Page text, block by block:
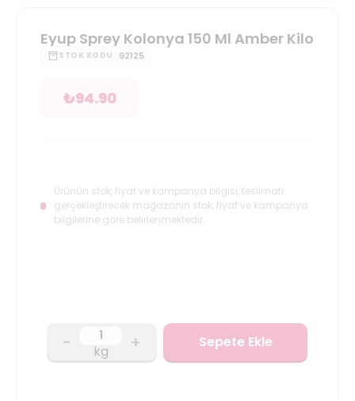
Eyup Sprey Kolonya 150 Ml Amber Kilo
STOK KODU 92125
₺94.90
Ürünün stok, fiyat ve kampanya bilgisi, teslimatı
gerçekleştirecek mağazanın stok, fiyat ve kampanya
bilgilerine göre belirlenmektedir.
- kg + Sepete Ekle